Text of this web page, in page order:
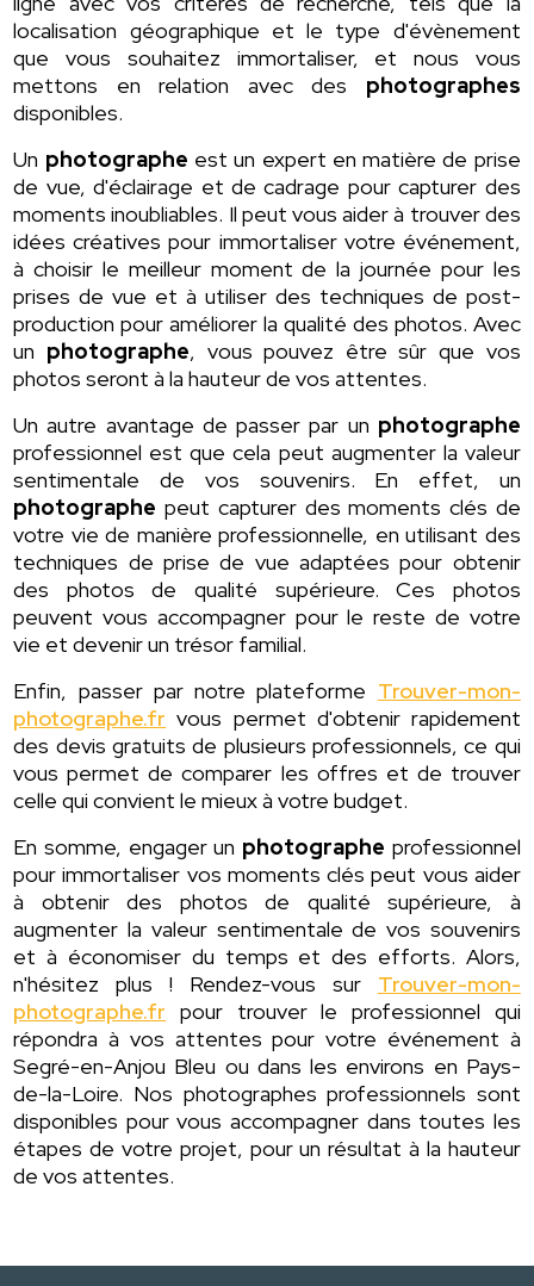
localisation géographique et le type d'évènement
que vous souhaitez immortaliser, et nous vous
mettons en relation avec des photographes
disponibles.
Un photographe est un expert en matière de prise
de vue, d'éclairage et de cadrage pour capturer des
moments inoubliables. Il peut vous aider à trouver des
idées créatives pour immortaliser votre événement,
à choisir le meilleur moment de la journée pour les
prises de vue et à utiliser des techniques de post-
production pour améliorer la qualité des photos. Avec
un photographe, vous pouvez être sûr que vos
photos seront à la hauteur de vos attentes.
Un autre avantage de passer par un photographe
professionnel est que cela peut augmenter la valeur
sentimentale de vos souvenirs. En effet, un
photographe peut capturer des moments clés de
votre vie de manière professionnelle, en utilisant des
techniques de prise de vue adaptées pour obtenir
des photos de qualité supérieure. Ces photos
peuvent vous accompagner pour le reste de votre
vie et devenir un trésor familial.
Enfin, passer par notre plateforme Trouver-mon-
photographe.fr vous permet d'obtenir rapidement
des devis gratuits de plusieurs professionnels, ce qui
vous permet de comparer les offres et de trouver
celle qui convient le mieux à votre budget.
En somme, engager un photographe professionnel
pour immortaliser vos moments clés peut vous aider
à obtenir des photos de qualité supérieure, à
augmenter la valeur sentimentale de vos souvenirs
et à économiser du temps et des efforts. Alors,
n'hésitez plus ! Rendez-vous sur Trouver-mon-
photographe.fr pour trouver le professionnel qui
répondra à vos attentes pour votre événement à
Segré-en-Anjou Bleu ou dans les environs en Pays-
de-la-Loire. Nos photographes professionnels sont
disponibles pour vous accompagner dans toutes les
étapes de votre projet, pour un résultat à la hauteur
de vos attentes.